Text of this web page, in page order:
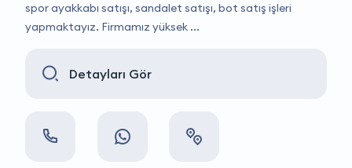
spor ayakkabı satışı, sandalet satışı, bot satış işleri
yapmaktayız. Firmamız yüksek ...
Detayları Gör